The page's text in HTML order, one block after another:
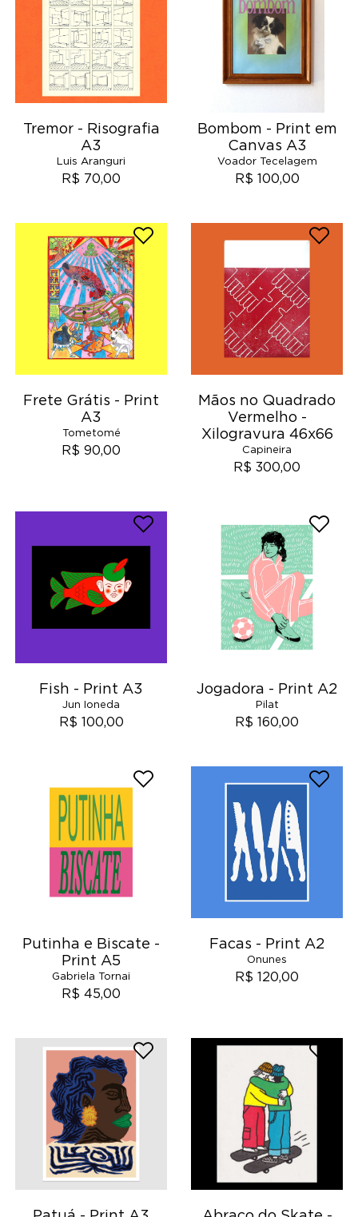
Tremor - Risografia
A3
Luis Aranguri
R$ 70,00
Bombom - Print em
Canvas A3
Voador Tecelagem
R$ 100,00
Frete Grátis - Print
A3
Tometomé
R$ 90,00
Mãos no Quadrado
Vermelho -
Xilogravura 46x66
Capineira
R$ 300,00
Fish - Print A3
Jun Ioneda
R$ 100,00
Jogadora - Print A2
Pilat
R$ 160,00
Putinha e Biscate -
Print A5
Gabriela Tornai
R$ 45,00
Facas - Print A2
Onunes
R$ 120,00